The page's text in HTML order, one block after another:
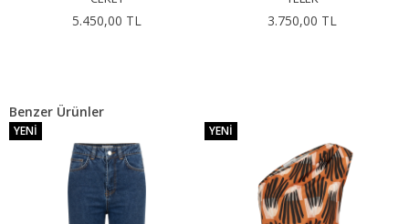
5.450,00 TL 3.750,00 TL
Benzer Ürünler
YENI YENI